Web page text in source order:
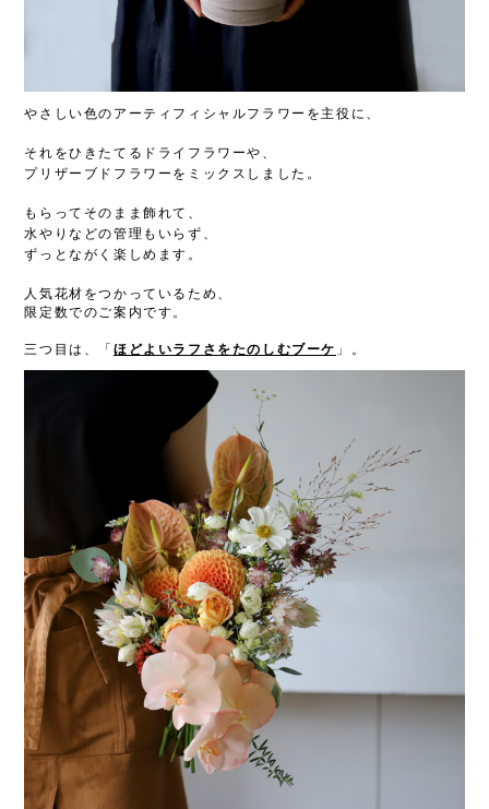
やさしい色のアーティフィシャルフラワーを主役に、
それをひきたてるドライフラワーや、
プリザーブドフラワーをミックスしました。
もらってそのまま飾れて、
水やりなどの管理もいらず、
ずっとながく楽しめます。
人気花材をつかっているため、
限定数でのご案内です。
三つ目は、「ほどよいラフさをたのしむブーケ 」。